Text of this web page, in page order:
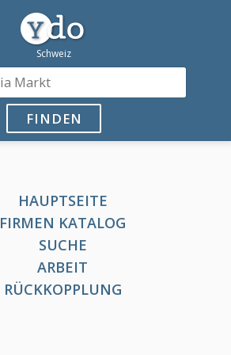
FINDEN
HAUPTSEITE
FIRMEN KATALOG
SUCHE
ARBEIT
RÜCKKOPPLUNG